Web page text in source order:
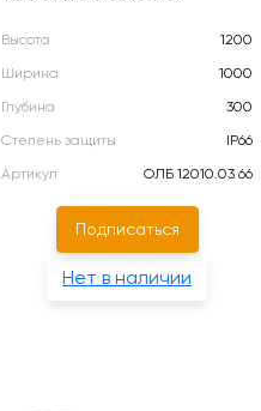
Высота
1200
Ширина
1000
Глубина
300
Степень защиты
IP66
Артикул
ОЛБ 12010.03 66
Подписаться
Нет в наличии